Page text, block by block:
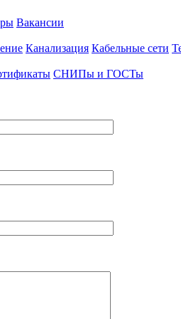
Вакансии
Канализация Кабельные сети
СНИПы и ГОСТы